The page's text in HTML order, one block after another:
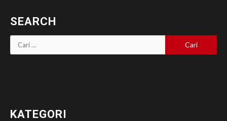
SEARCH
Cari
untuk:
KATEGORI